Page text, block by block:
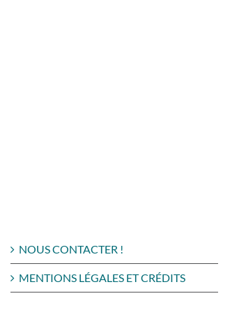
NOUS CONTACTER !
MENTIONS LÉGALES ET CRÉDITS